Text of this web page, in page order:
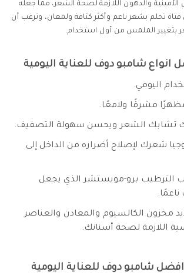
والدهون اللازمة لصحة الشعر، مما جعله
تحلم بشعر ناعم وأكثر كثافة ولمعان، وترغب أن
بتغيير الملمس من أول استخدام.
انواع شامبو دوف للعناية اليومية
اليومي.
مشرقًا ولامعًا.
تشابك الشعر ويحسن سهولة التصفيف.
شعرك لإصلاح أضراره من الداخل إلى
الترطيب برو-مويستشر الذي يجعل
مخزون الكالسيوم والمعادن والعناصر
اللازمة لصحة أسنانك.
شامبو دوف للعناية اليومية